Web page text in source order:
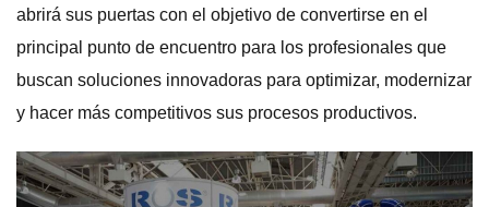
abrirá sus puertas con el objetivo de convertirse en el
principal punto de encuentro para los profesionales que
buscan soluciones innovadoras para optimizar, modernizar
y hacer más competitivos sus procesos productivos.